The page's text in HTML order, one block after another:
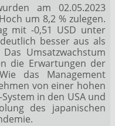
am 02.05.2023
um 8,2 % zulegen.
mit -0,51 USD unter
besser aus als
Umsatzwachstum
die Erwartungen der
das Management
von einer hohen
in den USA und
des japanischen